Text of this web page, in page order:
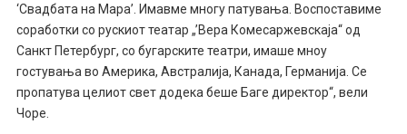
‘Свадбата на Мара’. Имавме многу патувања. Воспоставиме
соработки со рускиот театар „’Вера Комесаржевскаја“ од
Санкт Петербург, со бугарските театри, имаше мноу
гостувања во Америка, Австралија, Канада, Германија. Се
пропатува целиот свет додека беше Баге директор“, вели
Чоре.